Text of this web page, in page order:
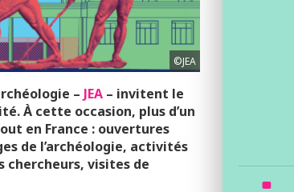
©JEA
– JEA – invitent le
À cette occasion, plus d’un
en France : ouvertures
de l’archéologie, activités
chercheurs, visites de